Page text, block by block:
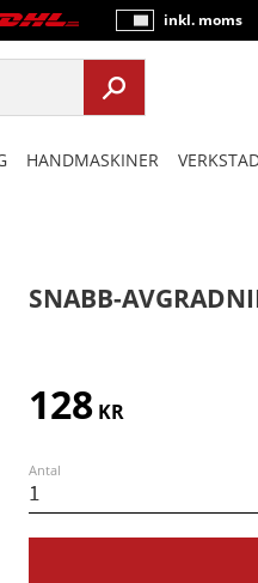
P
ri
s
e
vi
inkl. moms
HANDMASKINER
SNABB-
128KR
Antal